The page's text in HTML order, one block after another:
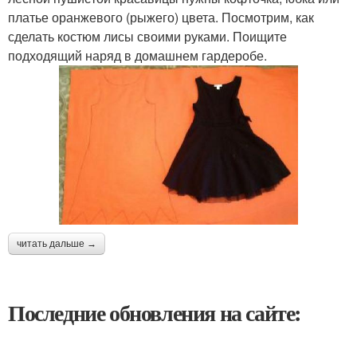
платье оранжевого (рыжего) цвета. Посмотрим, как
сделать костюм лисы своими руками. Поищите
подходящий наряд в домашнем гардеробе.
читать дальше →
Последние обновления на сайте: